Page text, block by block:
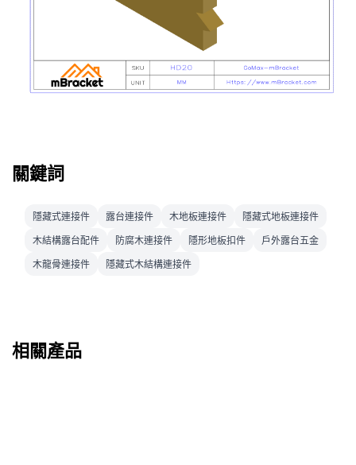
關鍵詞
隱藏式連接件 露台連接件 木地板連接件
隱藏式地板連接件
木結構露台配件
防腐木連接件 隱形地板扣件
戶外露台五金
木龍骨連接件
隱藏式木結構連接件
相關產品